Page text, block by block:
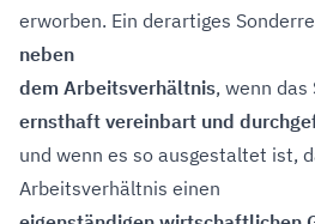
erworben. Ein derartiges
neben
dem Arbeitsverhältnis, wenn
ernsthaft vereinbart und
und wenn es so ausgestaltet ist,
Arbeitsverhältnis einen